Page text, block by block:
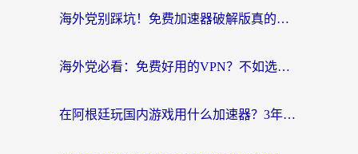
海外党别踩坑！免费加速器破解版真的能用？教你无缝访问国内资源的正确姿势
海外党必看：免费好用的VPN？不如选对转国内加速器实现无缝追剧
在阿根廷玩国内游戏用什么加速器？3年海外党亲测实用指南